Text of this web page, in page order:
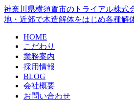
神奈川県横須賀市のトライアル株式
地・近郊で木造解体をはじめ各種解
HOME
こだわり
業務案内
採用情報
BLOG
会社概要
お問い合わせ